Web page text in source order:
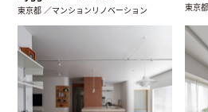
東京都 ／マンションリノベーション 東京